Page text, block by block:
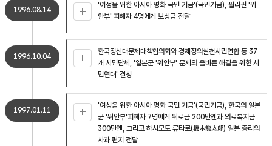
1996.08.14
'여성을 위한 아시아 평화 국민 기금'(국민기금), 필리핀 '위
안부' 피해자 4명에게 보상금 전달
1996.10.04
한국정신대문제대책협의회와 경제정의실천시민연합 등 37
개 시민단체, '일본군 '위안부' 문제의 올바른 해결을 위한 시
민연대' 결성
1997.01.11
'여성을 위한 아시아 평화 국민 기금'(국민기금), 한국의 일본
군 '위안부'피해자 7명에게 위로금 200만엔과 의료복지금
300만엔, 그리고 하시모토 류타로(橋本龍太郞) 일본 총리의
사과 편지 전달